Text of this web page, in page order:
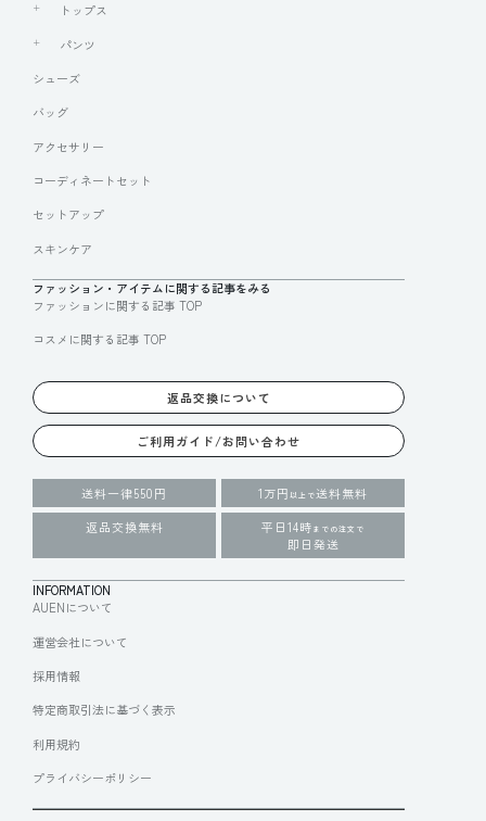
トップス
パンツ
シューズ
バッグ
アクセサリー
コーディネートセット
セットアップ
スキンケア
ファッション・アイテムに関する記事をみる
ファッションに関する記事 TOP
コスメに関する記事 TOP
返品交換について
ご利用ガイド/お問い合わせ
送料一律550円 1万円 以上で送料無料
返品交換無料
平日14時 までの注文で
即日発送
INFORMATION
AUENについて
運営会社について
採用情報
特定商取引法に基づく表示
利用規約
プライバシーポリシー